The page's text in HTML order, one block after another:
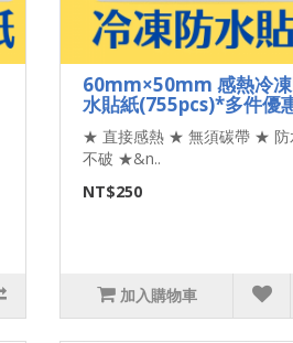
60mm×50mm 感熱冷
水貼紙(755pcs)*多件優
★ 直接感熱 ★ 無須碳帶 ★ 防
不破 ★&n..
NT$250
加入購物車